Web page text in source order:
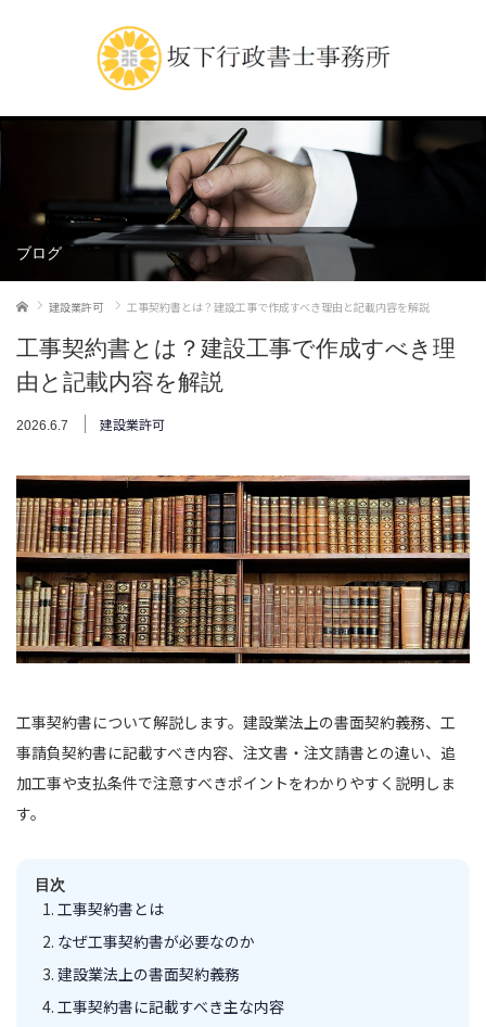
ブログ
ホーム 建設業許可 工事契約書とは？建設工事で作成すべき理由と記載内容を解説
工事契約書とは？建設工事で作成すべき理
由と記載内容を解説
2026.6.7 建設業許可
工事契約書について解説します。建設業法上の書面契約義務、工
事請負契約書に記載すべき内容、注文書・注文請書との違い、追
加工事や支払条件で注意すべきポイントをわかりやすく説明しま
す。
目次
工事契約書とは
なぜ工事契約書が必要なのか
建設業法上の書面契約義務
工事契約書に記載すべき主な内容